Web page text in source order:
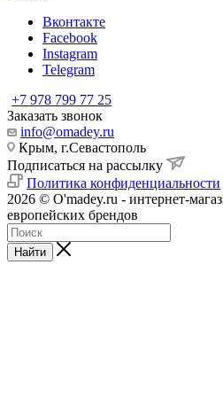
Вконтакте
Facebook
Instagram
Telegram
+7 978 799 77 25
Заказать звонок
info@omadey.ru
Крым, г.Севастополь
Подписаться на рассылку
Политика конфиденциальности
2026 © O'madey.ru - интернет-
европейских брендов
Найти